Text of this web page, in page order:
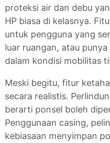
proteksi air dan debu
HP biasa di kelasnya.
untuk pengguna yang
luar ruangan, atau
dalam kondisi mobilitas
Meski begitu, fitur
secara realistis.
berarti ponsel boleh
Penggunaan casing,
kebiasaan menyimpan